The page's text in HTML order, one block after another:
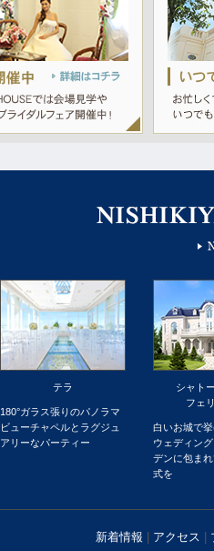
テラ
180°ガラス張りのパノラマ
ビューチャペルとラグジュ
アリーなパーティー
シャト
フェ
白いお城で
ウェディン
デンに包ま
式を
新着情報 | アクセス |